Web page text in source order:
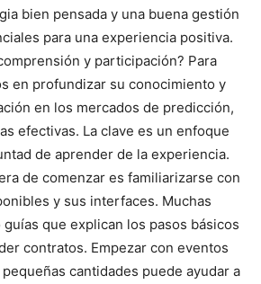
bien pensada y una buena gestión
para una experiencia positiva.
y participación? Para
en profundizar su conocimiento y
en los mercados de predicción,
efectivas. La clave es un enfoque
de aprender de la experiencia.
de comenzar es familiarizarse con
y sus interfaces. Muchas
que explican los pasos básicos
contratos. Empezar con eventos
cantidades puede ayudar a